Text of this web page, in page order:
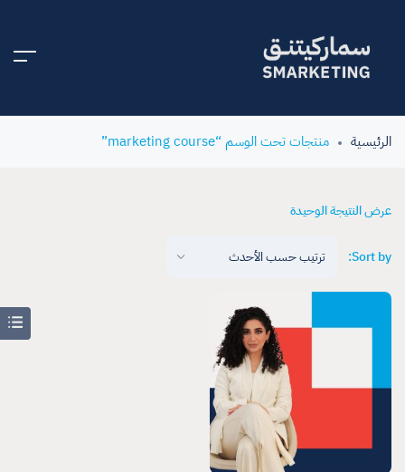
الرئيسية منتجات تحت الوسم “marketing course”
عرض النتيجة الوحيدة
Sort by: